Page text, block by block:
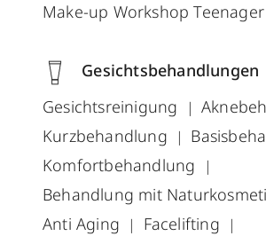
Make-up Workshop Teenager
Gesichtsbehandlungen
Gesichtsreinigung
Kurzbehandlung
Komfortbehandlung
Behandlung mit
Anti Aging
Facelifting